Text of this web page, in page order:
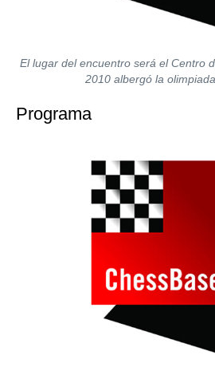
El lugar del encuentro será el Centro
2010 albergó la
Programa